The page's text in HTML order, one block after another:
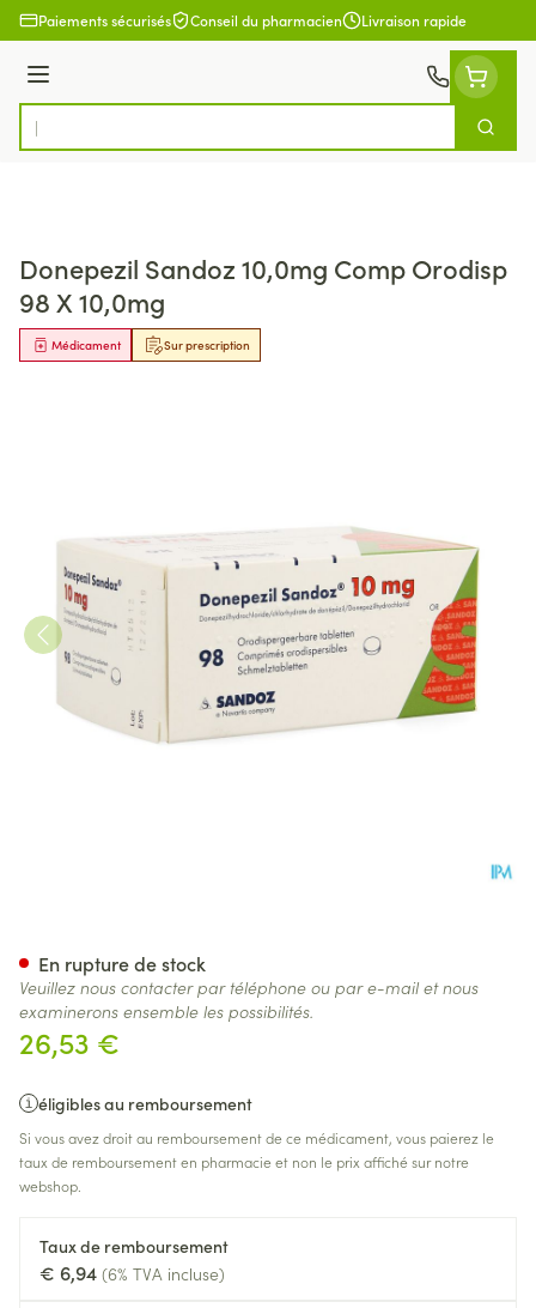
Aller au contenu
Paiements sécurisés Conseil du pharmacien Livraison rapide
Menu
Rechercher
Donepezil Sandoz 10,0mg Comp Orodisp
98 X 10,0mg
Sur prescription
Médicament
26,53 €
éligibles au remboursement
Si vous avez droit au remboursement de ce médicament, vous paierez le
taux de remboursement en pharmacie et non le prix affiché sur notre
webshop.
Taux de remboursement
€ 6,94 (6% TVA incluse)
En rupture de stock
Veuillez nous contacter par téléphone ou par e-mail et nous
examinerons ensemble les possibilités.